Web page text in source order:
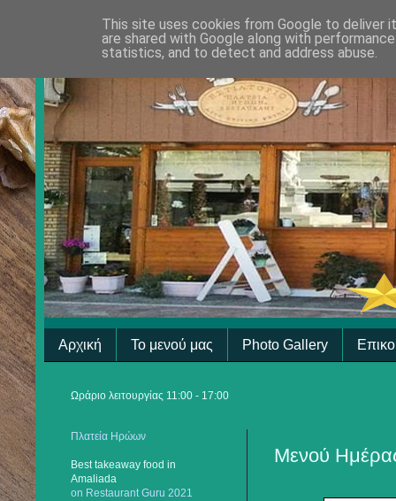
Αρχική Το μενού μας Photo Gallery
Ωράριο λειτουργίας 11:00 - 17:00
Μενού
Πλατεία Ηρώων
Best takeaway food in
Amaliada
on Restaurant Guru 2021
This site uses cookies from Google to deliver
are shared with Google along with
statistics, and to detect and address abuse.